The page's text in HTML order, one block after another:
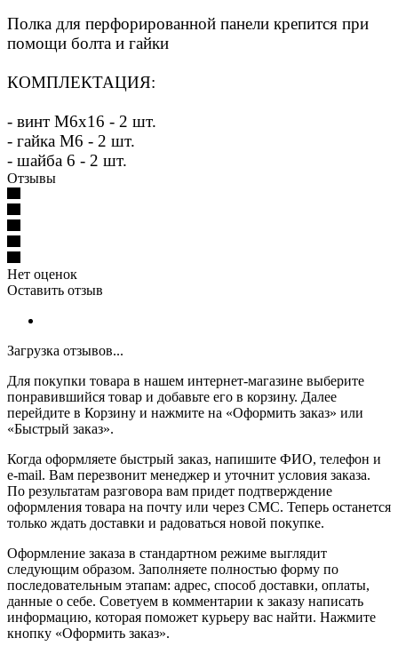
Полка для перфорированной панели крепится при
помощи болта и гайки
КОМПЛЕКТАЦИЯ:
- винт М6х16 - 2 шт.
- гайка М6 - 2 шт.
- шайба 6 - 2 шт.
Отзывы
Нет оценок
Оставить отзыв
Загрузка отзывов...
Для покупки товара в нашем интернет-магазине выберите
понравившийся товар и добавьте его в корзину. Далее
перейдите в Корзину и нажмите на «Оформить заказ» или
«Быстрый заказ».
Когда оформляете быстрый заказ, напишите ФИО, телефон и
e-mail. Вам перезвонит менеджер и уточнит условия заказа.
По результатам разговора вам придет подтверждение
оформления товара на почту или через СМС. Теперь останется
только ждать доставки и радоваться новой покупке.
Оформление заказа в стандартном режиме выглядит
следующим образом. Заполняете полностью форму по
последовательным этапам: адрес, способ доставки, оплаты,
данные о себе. Советуем в комментарии к заказу написать
информацию, которая поможет курьеру вас найти. Нажмите
кнопку «Оформить заказ».